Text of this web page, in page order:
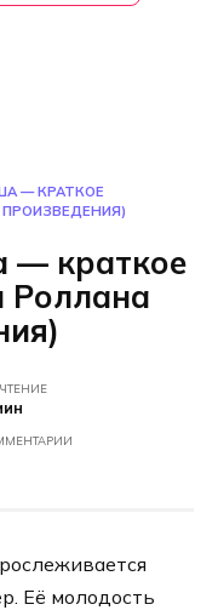
— КРАТКОЕ
— краткое
Роллана
Её молодость